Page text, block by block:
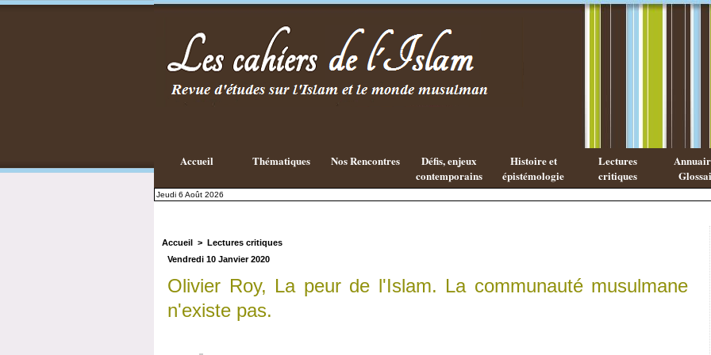
Existe-t-il
une
philosophie
Islamique ?
Accueil Thématiques Nos Rencontres
Défis, enjeux
contemporains
Histoire et
épistémologie
Lectures
critiques
Jeudi 6 Août 2026
Accueil > Lectures critiques
Vendredi 10 Janvier 2020
Olivier Roy, La peur de l'Islam. La communauté musulmane
n'existe pas.